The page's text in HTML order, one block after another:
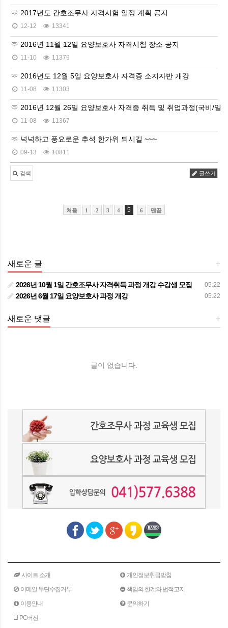
2017년도 간호조무사 자격시험 일정 계획 공지
12-12 13341
2016년 11월 12일 요양보호사 자격시험 장소 공지
11-10 11379
2016년도 12월 5일 요양보호사 자격증 소지자반 개강
11-08 11303
2016년 12월 26일 요양보호사 자격증 취득 및 취업과정(국비/일
11-08 11367
넉넉하고 풍요로운 추석 한가위 되시길 ~~~
09-13 10811
검색 글쓰기
처음 1 2 3 4 5 6 맨끝
+
새로운 글
05.22
2026년 10월 1일 간호조무사 자격취득 과정 개강 수강생 모집
05.22
2026년 6월 17일 요양보호사 과정 개강
+
새로운 댓글
글이 없습니다.
사이트 소개
개인정보취급방침
이메일 무단수집거부
책임의 한계와 법적고지
이용안내
문의하기
PC버전